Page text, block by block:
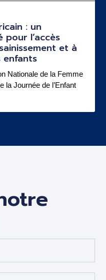
: un
pour l’accès
et à
enfants
Nationale de la Femme
la Journée de l’Enfant